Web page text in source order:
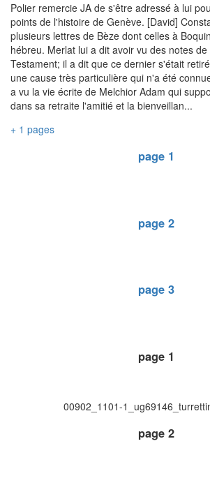
Polier remercie JA de s'être adressé à lui
points de l'histoire de Genève. [David]
plusieurs lettres de Bèze dont celles à
hébreu. Merlat lui a dit avoir vu des notes
Testament; il a dit que ce dernier s'était
une cause très particulière qui n'a été
a vu la vie écrite de Melchior Adam qui
dans sa retraite l'amitié et la bienveillan...
+ 1 pages
page 1
page 2
page 3
page 1
00902_1101-
page 2